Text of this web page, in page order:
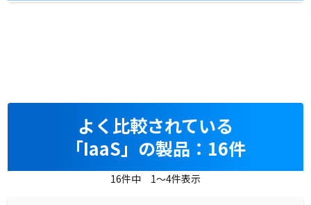
よく比較されている
「IaaS」の製品：16件
16件中 1～4件表示